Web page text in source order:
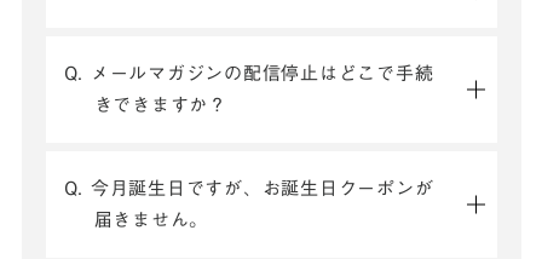
Q. メールマガジンの配信停止はどこで手続
きできますか？
Q. 今月誕生日ですが、お誕生日クーポンが
届きません。